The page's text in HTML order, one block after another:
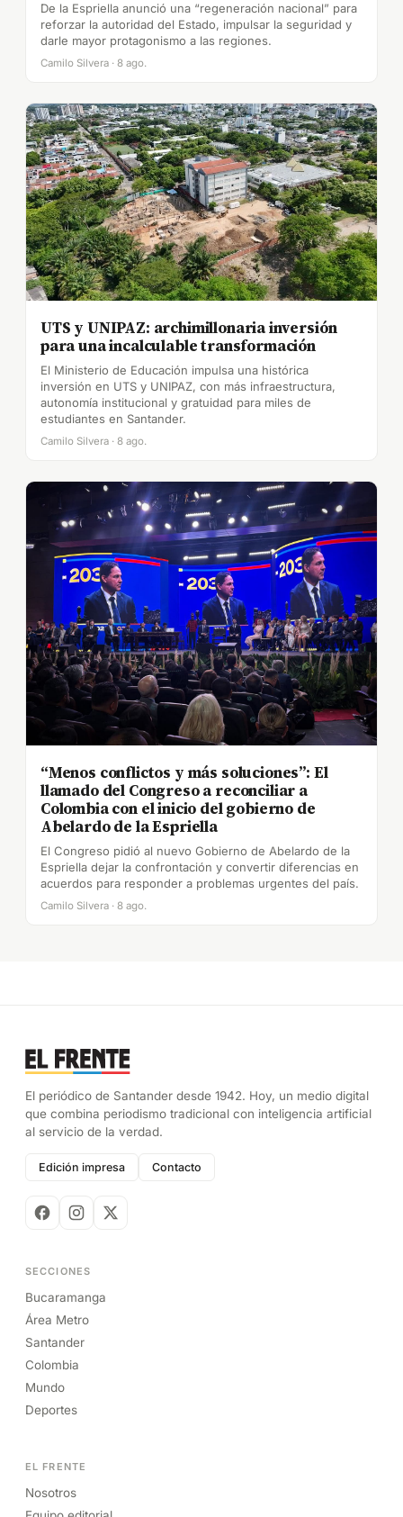
De la Espriella anunció una “regeneración nacional” para
reforzar la autoridad del Estado, impulsar la seguridad y
darle mayor protagonismo a las regiones.
Camilo Silvera · 8 ago.
UTS y UNIPAZ: archimillonaria inversión
para una incalculable transformación
El Ministerio de Educación impulsa una histórica
inversión en UTS y UNIPAZ, con más infraestructura,
autonomía institucional y gratuidad para miles de
estudiantes en Santander.
Camilo Silvera · 8 ago.
“Menos conflictos y más soluciones”: El
llamado del Congreso a reconciliar a
Colombia con el inicio del gobierno de
Abelardo de la Espriella
El Congreso pidió al nuevo Gobierno de Abelardo de la
Espriella dejar la confrontación y convertir diferencias en
acuerdos para responder a problemas urgentes del país.
Camilo Silvera · 8 ago.
El periódico de Santander desde 1942. Hoy, un medio digital
que combina periodismo tradicional con inteligencia artificial
al servicio de la verdad.
Edición impresa Contacto
SECCIONES
Bucaramanga
Área Metro
Santander
Colombia
Mundo
Deportes
EL FRENTE
Nosotros